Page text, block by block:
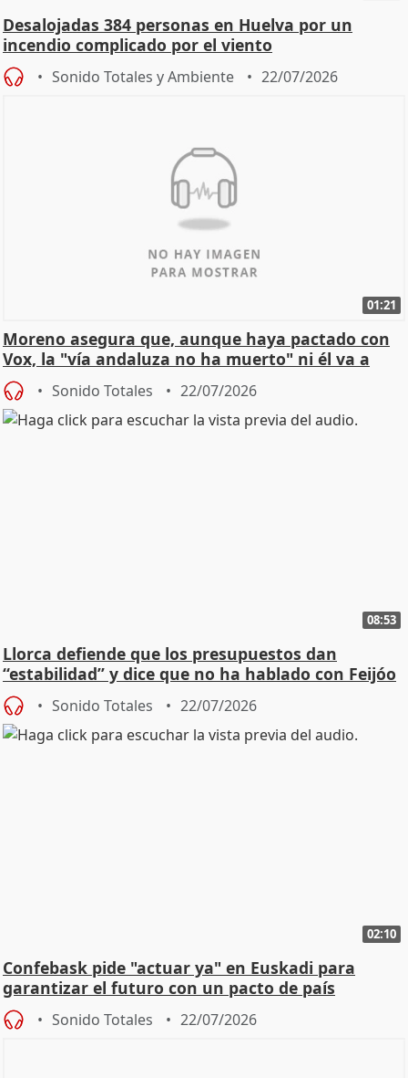
Desalojadas 384 personas en Huelva por un
incendio complicado por el viento
Sonido Totales y Ambiente 22/07/2026
01:21
Moreno asegura que, aunque haya pactado con
Vox, la "vía andaluza no ha muerto" ni él va a
"cambiar"
Sonido Totales 22/07/2026
08:53
Llorca defiende que los presupuestos dan
“estabilidad” y dice que no ha hablado con Feijóo
Sonido Totales 22/07/2026
02:10
Confebask pide "actuar ya" en Euskadi para
garantizar el futuro con un pacto de país
Sonido Totales 22/07/2026